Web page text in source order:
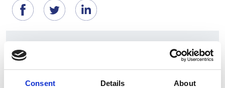
Consent Details About
Suggeriti per te